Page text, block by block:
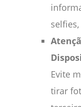
Evite
tirar